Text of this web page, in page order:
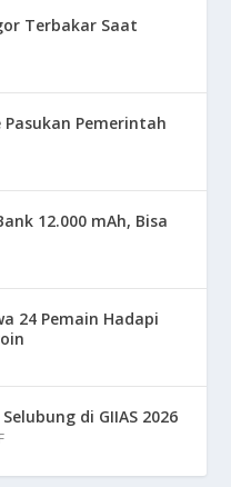
Terbakar Saat
Pemerintah
12.000 mAh, Bisa
24 Pemain Hadapi
di GIIAS 2026